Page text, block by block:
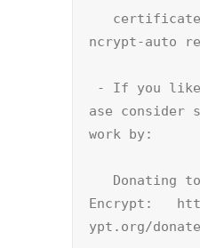
ncrypt-auto
- If you like
ase consider
work by:
Donating
Encrypt:
ypt.org/donate